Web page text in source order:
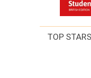
TOP